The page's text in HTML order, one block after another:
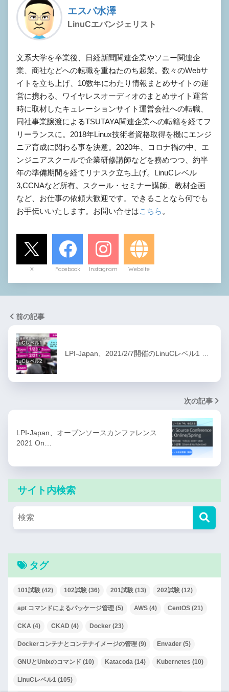
エスパ水澤
LinuCエバンジェリスト
文系大学を卒業後、日経新聞関連企業やソニー関連企
業、商社などへの転職を重ねたのち起業。数々のWebサ
イトを立ち上げ、10数年にわたり情報まとめサイトの運
営に携わる。ワイヤレスオーディオのまとめサイト運営
時に取材したキュレーションサイト運営会社への転職、
同社事業譲渡によるTSUTAYA関連企業への転籍を経てフ
リーランスに。2018年Linux技術者資格取得を機にエンジ
ニア育成に関わる事を決意。2020年、コロナ禍の中、エ
ンジニアスクールで企業研修講師などを務めつつ、約半
年の準備期間を経てリナスク立ち上げ。LinuCレベル
3,CCNAなど所有。スクール・セミナー講師、教材企画
など、お仕事の依頼大歓迎です。できることなら何でも
お手伝いいたします。お問い合せはこちら 。
X Facebook Instagram Website
前の記事
LPI-Japan、2021/2/7開催のLinuCレベル1 …
次の記事
LPI-Japan、オープンソースカンファレンス
2021 On…
サイト内検索
タグ
101試験 (42) 102試験 (36) 201試験 (13) 202試験 (12)
apt コマンドによるパッケージ管理 (5) AWS (4) CentOS (21)
CKA (4) CKAD (4) Docker (23)
Dockerコンテナとコンテナイメージの管理 (9) Envader (5)
GNUとUnixのコマンド (10) Katacoda (14) Kubernetes (10)
LinuCレベル1 (105)